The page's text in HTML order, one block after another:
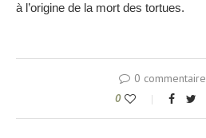
à l’origine de la mort des tortues.
0 commentaire
0